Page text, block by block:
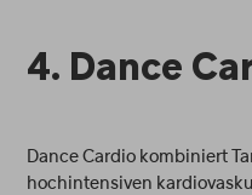
4. Dance
Dance Cardio kombiniert
hochintensiven